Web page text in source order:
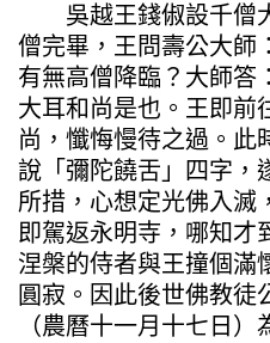
吳越王錢俶設千僧
僧完畢，王問壽公大師
有無高僧降臨？大師答
大耳和尚是也。王即前
尚，懺悔慢待之過。此
說「彌陀饒舌」四字，
所措，心想定光佛入滅
即駕返永明寺，哪知才
涅槃的侍者與王撞個滿
圓寂。因此後世佛教徒
（農曆十一月十七日）